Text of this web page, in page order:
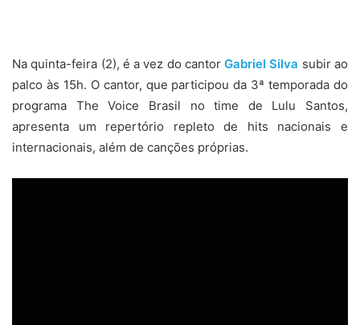
Na quinta-feira (2), é a vez do cantorGabriel Silva subir ao
palco às 15h. O cantor, que participou da 3ª temporada do
programa The Voice Brasil no time de Lulu Santos,
apresenta um repertório repleto de hits nacionais e
internacionais, além de canções próprias.